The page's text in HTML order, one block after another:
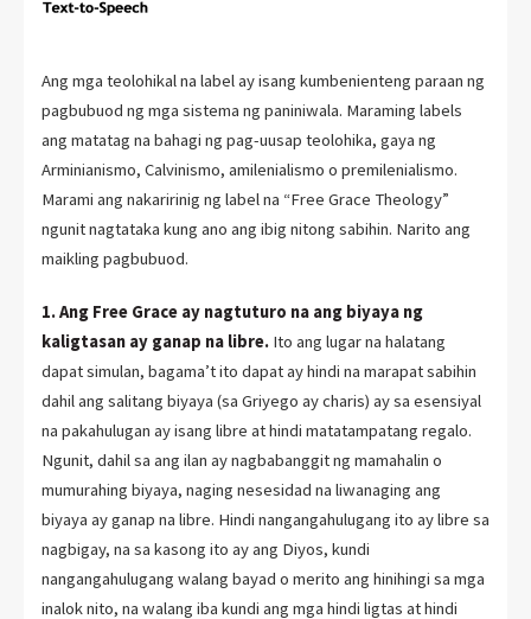
Ang mga teolohikal na label ay isang kumbenienteng paraan ng
pagbubuod ng mga sistema ng paniniwala. Maraming labels
ang matatag na bahagi ng pag-uusap teolohika, gaya ng
Arminianismo, Calvinismo, amilenialismo o premilenialismo.
Marami ang nakaririnig ng label na “Free Grace Theology”
ngunit nagtataka kung ano ang ibig nitong sabihin. Narito ang
maikling pagbubuod.
1. Ang Free Grace ay nagtuturo na ang biyaya ng
kaligtasan ay ganap na libre. Ito ang lugar na halatang
dapat simulan, bagama’t ito dapat ay hindi na marapat sabihin
dahil ang salitang biyaya (sa Griyego ay charis) ay sa esensiyal
na pakahulugan ay isang libre at hindi matatampatang regalo.
Ngunit, dahil sa ang ilan ay nagbabanggit ng mamahalin o
mumurahing biyaya, naging nesesidad na liwanaging ang
biyaya ay ganap na libre. Hindi nangangahulugang ito ay libre sa
nagbigay, na sa kasong ito ay ang Diyos, kundi
nangangahulugang walang bayad o merito ang hinihingi sa mga
inalok nito, na walang iba kundi ang mga hindi ligtas at hindi